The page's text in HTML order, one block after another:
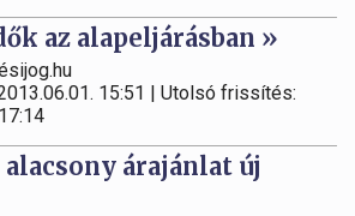
az alapeljárásban »
15:51 | Utolsó frissítés:
árajánlat új